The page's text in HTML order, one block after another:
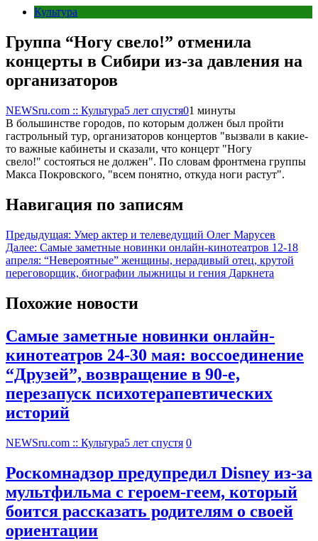
Культура
Группа “Ногу свело!” отменила
концерты в Сибири из-за давления на
организаторов
NEWSru.com :: Культура5 лет спустя01 минуты
В большинстве городов, по которым должен был пройти
гастрольный тур, организаторов концертов "вызвали в какие-
то важные кабинеты и сказали, что концерт "Ногу
свело!" состояться не должен". По словам фронтмена группы
Макса Покровского, "всем понятно, откуда ноги растут".
Навигация по записям
Предыдущая: Умер актер и телеведущий Олег Марусев
Далее: Самые заметные новинки онлайн-кинотеатров 12-18
апреля: “Невероятные” женщины, нерадивый отец, крутой
переговорщик, биографии лыжницы и гения Даркнета
Похожие новости
Самые заметные новинки онлайн-
кинотеатров 24-30 мая: воссоединение
“Друзей”, возвращение в 90-е,
перезапуск психотерапевтических
историй
NEWSru.com :: Культура5 лет спустя 0
Роскомнадзор предупредил Disney из-за
мультфильма c героем-геем, который
боится рассказать родителям о своей
ориентации